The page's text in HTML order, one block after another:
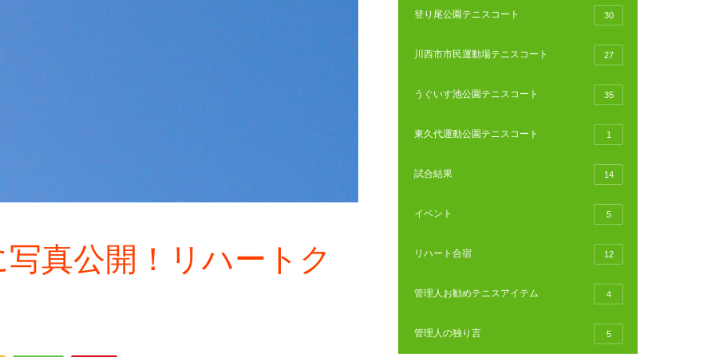
真公開！リハートク
登り尾公園テニスコート 30
川西市市民運動場テニスコート 27
うぐいす池公園テニスコート 35
東久代運動公園テニスコート 1
試合結果 14
イベント 5
リハート合宿 12
管理人お勧めテニスアイテム 4
管理人の独り言 5